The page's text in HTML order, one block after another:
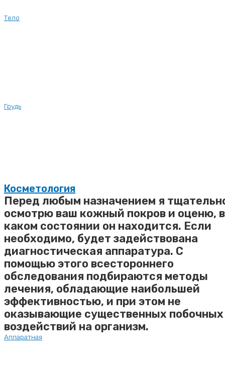
Тело
Грудь
Косметология
Перед любым назначением я
осмотрю ваш кожный покров и оценю, в
каком состоянии он находится. Если
необходимо, будет задействована
диагностическая аппаратура. С
помощью этого всестороннего
обследования подбираются методы
лечения, обладающие наибольшей
эффективностью, и при этом не
оказывающие существенных побочных
воздействий на организм.
Аппаратная